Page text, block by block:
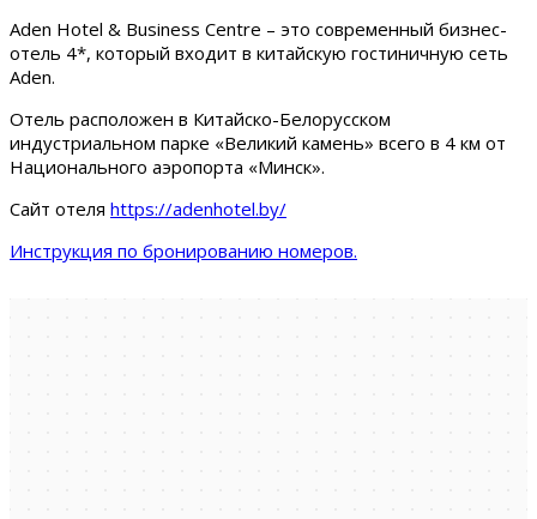
Aden Hotel & Business Centre – это современный бизнес-
отель 4*, который входит в китайскую гостиничную сеть
Aden.
Отель расположен в Китайско-Белорусском
индустриальном парке «Великий камень» всего в 4 км от
Национального аэропорта «Минск».
Сайт отеля https://adenhotel.by/
Инструкция по бронированию номеров.